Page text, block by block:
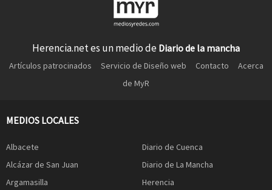
Herencia.net es un medio de Diario de la mancha
Artículos patrocinados Servicio de Diseño web Contacto
Acerca
de MyR
MEDIOS LOCALES
Albacete
Alcázar de San Juan
Argamasilla
Diario de Cuenca
Diario de La Mancha
Herencia